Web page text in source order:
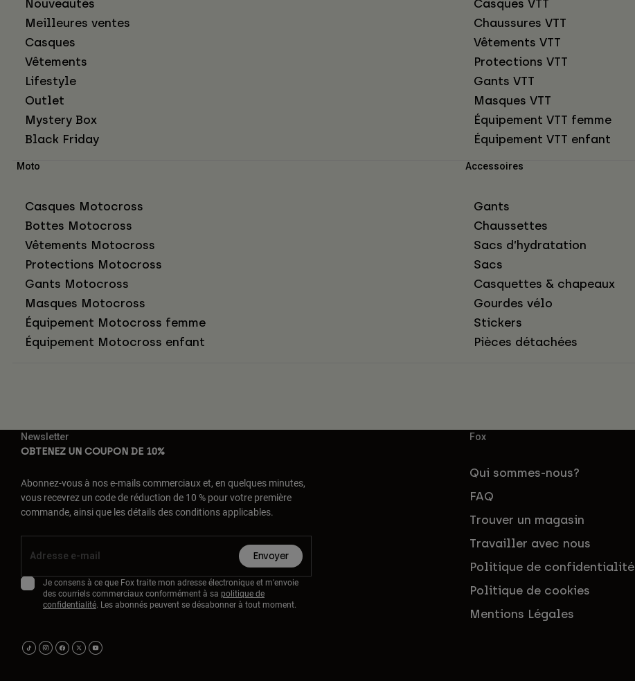
Nouveautés
Meilleures ventes
Casques
Vêtements
Lifestyle
Outlet
Mystery Box
Black Friday
Casques VTT
Chaussures VTT
Vêtements VTT
Protections VTT
Gants VTT
Masques VTT
Équipement VTT femme
Équipement VTT enfant
Moto
Casques Motocross
Bottes Motocross
Vêtements Motocross
Protections Motocross
Gants Motocross
Masques Motocross
Équipement Motocross femme
Équipement Motocross enfant
Accessoires
Gants
Chaussettes
Sacs d’hydratation
Sacs
Casquettes & chapeaux
Gourdes vélo
Stickers
Pièces détachées
Newsletter
OBTENEZ UN COUPON DE 10%
Abonnez-vous à nos e-mails commerciaux et, en quelques minutes,
vous recevrez un code de réduction de 10 % pour votre première
commande, ainsi que les détails des conditions applicables.
Envoyer
Je consens à ce que Fox traite mon adresse électronique et m'envoie
des courriels commerciaux conformément à sa politique de
confidentialité. Les abonnés peuvent se désabonner à tout moment.
Fox
Qui sommes-nous?
FAQ
Trouver un magasin
Travailler avec nous
Politique de confidentialité
Politique de cookies
Mentions Légales